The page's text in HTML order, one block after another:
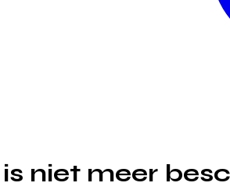
niet meer